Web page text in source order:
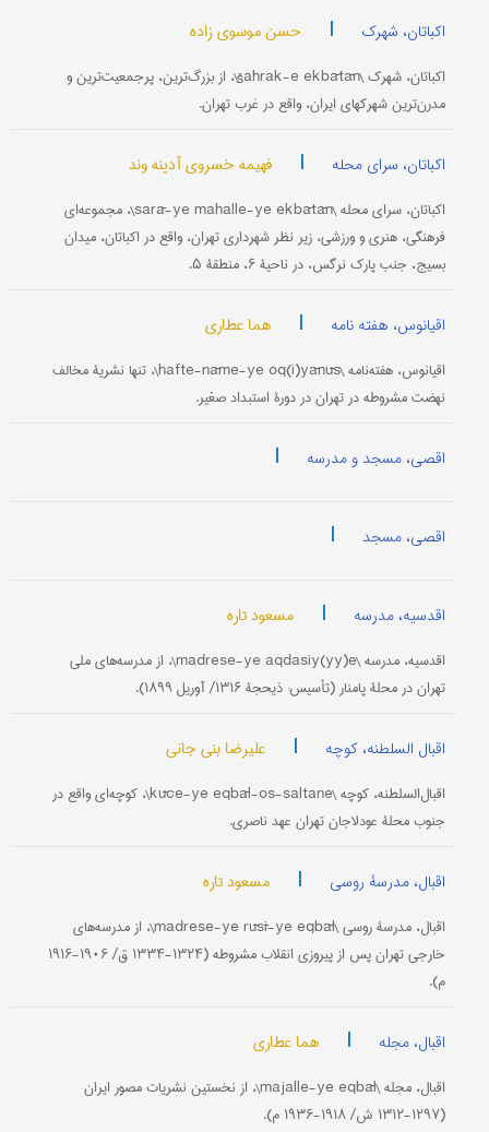
اکباتان، شهرک | حسن موسوی زاده
اکباتان، شهرک \šahrak-e ekbātān\، از بزرگ‌ترین، پرجمعیت‌ترین و
مدرن‌ترین شهرکهای ایران، واقع در غرب تهران.
اکباتان، سرای محله | فهیمه خسروی آدینه وند
اکباتان، سرای محله \sarā-ye mahalle-ye ekbātān\، مجموعه‌ای
فرهنگی، هنری و ورزشی، زیر نظر شهرداری تهران، واقع در اکباتان، میدان
بسیج، جنب پارک نرگس، در ناحیۀ ۶، منطقۀ ۵.
اقیانوس، هفته نامه | هما عطاری
اقیانوس، هفته‌نامه \hafte-nāme-ye oq(i)yānūs\، تنها نشریۀ مخالف
نهضت مشروطه در تهران در دورۀ استبداد صغیر.
اقصی، مسجد و مدرسه |
اقصی، مسجد |
اقدسیه، مدرسه | مسعود تاره
اقدسیه، مدرسه \madrese-ye aqdasiy(yy)e\، از مدرسه‌های ملی
تهران در محلۀ پامنار (تأسیس: ذیحجۀ ۱۳۱۶/ آوریل ۱۸۹۹).
اقبال السلطنه، کوچه | علیرضا بنی جانی
اقبال‌السلطنه، کوچه \kūče-ye eqbāl-os-saltane\، کوچه‌ای واقع در
جنوب محلۀ عودلاجان تهران عهد ناصری.
اقبال، مدرسۀ روسی | مسعود تاره
اقبال، مدرسۀ روسی \madrese-ye rūsī-ye eqbāl\، از مدرسه‌های
خارجی تهران پس از پیروزی انقلاب مشروطه (۱۳۲۴-۱۳۳۴ ق/ ۱۹۰۶-۱۹۱۶
م).
اقبال، مجله | هما عطاری
اقبال، مجله \majalle-ye eqbāl\، از نخستین نشریات مصور ایران
(۱۲۹۷-۱۳۱۲ ش/ ۱۹۱۸-۱۹۳۶ م).